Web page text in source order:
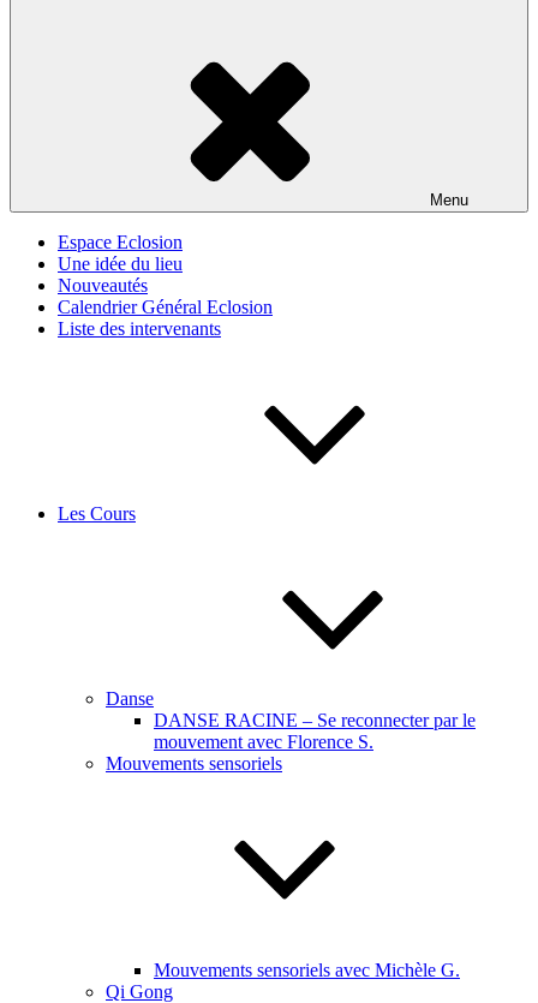
Menu
Espace Eclosion
Une idée du lieu
Nouveautés
Calendrier Général Eclosion
Liste des intervenants
Les Cours
Danse
DANSE RACINE – Se reconnecter par le
mouvement avec Florence S.
Mouvements sensoriels
Mouvements sensoriels avec Michèle G.
Qi Gong